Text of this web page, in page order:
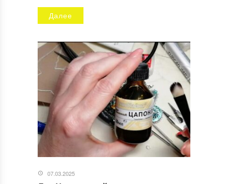
Далее
07.03.2025